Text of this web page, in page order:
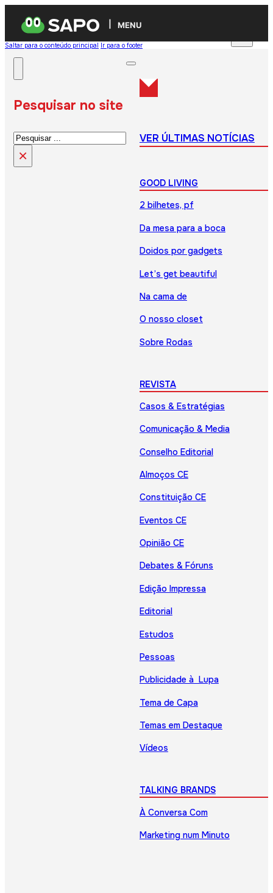
MENU
Saltar para o conteúdo principal Ir para o footer
Pesquisar no site
Pesquisar
×
VER ÚLTIMAS NOTÍCIAS
GOOD LIVING
2 bilhetes, pf
Da mesa para a boca
Doidos por gadgets
Let’s get beautiful
Na cama de
O nosso closet
Sobre Rodas
REVISTA
Casos & Estratégias
Comunicação & Media
Conselho Editorial
Almoços CE
Constituição CE
Eventos CE
Opinião CE
Debates & Fóruns
Edição Impressa
Editorial
Estudos
Pessoas
Publicidade à Lupa
Tema de Capa
Temas em Destaque
Vídeos
TALKING BRANDS
À Conversa Com
Marketing num Minuto